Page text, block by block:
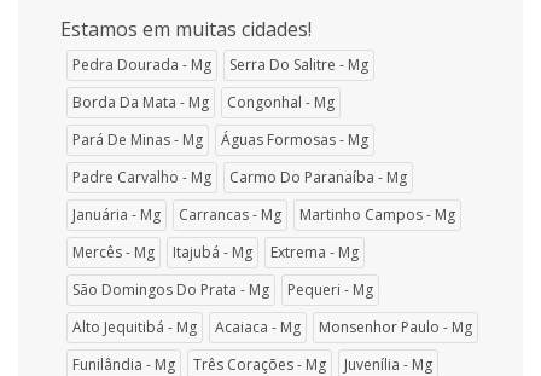
Estamos em muitas cidades!
Pedra Dourada - Mg
Serra Do Salitre - Mg
Borda Da Mata - Mg
Congonhal - Mg
Pará De Minas - Mg
Águas Formosas - Mg
Padre Carvalho - Mg
Carmo Do Paranaíba - Mg
Januária - Mg
Carrancas - Mg
Martinho Campos - Mg
Mercês - Mg
Itajubá - Mg
Extrema - Mg
São Domingos Do Prata - Mg
Pequeri - Mg
Alto Jequitibá - Mg
Acaiaca - Mg
Monsenhor Paulo - Mg
Funilândia - Mg
Três Corações - Mg
Juvenília - Mg